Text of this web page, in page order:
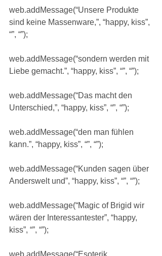
web.addMessage(“Unsere Produkte
sind keine Massenware,”, “happy, kiss”,
“”, “”);
web.addMessage(“sondern werden mit
Liebe gemacht.”, “happy, kiss”, “”, “”);
web.addMessage(“Das macht den
Unterschied,”, “happy, kiss”, “”, “”);
web.addMessage(“den man fühlen
kann.”, “happy, kiss”, “”, “”);
web.addMessage(“Kunden sagen über
Anderswelt und”, “happy, kiss”, “”, “”);
web.addMessage(“Magic of Brigid wir
wären der Interessantester”, “happy,
kiss”, “”, “”);
web.addMessage(“Esoterik